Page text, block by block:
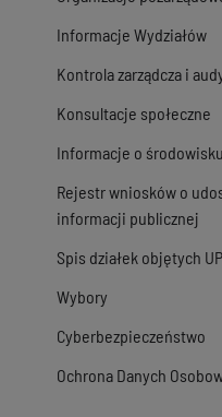
Informacje Wydziałów
Kontrola zarządcza i
Konsultacje społeczne
Informacje o środowisku
Rejestr wniosków o
informacji publicznej
Spis działek objętych
Wybory
Cyberbezpieczeństwo
Ochrona Danych